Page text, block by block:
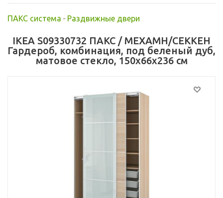
ПАКС система - Раздвижные двери
IKEA S09330732 ПАКС / МЕХАМН/СЕККЕН
Гардероб, комбинация, под беленый дуб,
матовое стекло, 150x66x236 см